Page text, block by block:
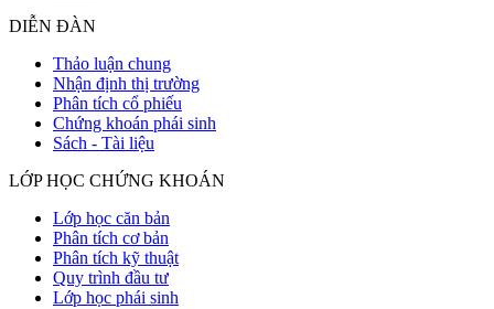
DIỄN ĐÀN
Thảo luận chung
Nhận định thị trường
Phân tích cổ phiếu
Chứng khoán phái sinh
Sách - Tài liệu
LỚP HỌC CHỨNG KHOÁN
Lớp học căn bản
Phân tích cơ bản
Phân tích kỹ thuật
Quy trình đầu tư
Lớp học phái sinh